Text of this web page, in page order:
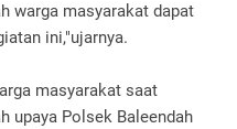
warga masyarakat dapat
ini,"ujarnya.
masyarakat saat
upaya Polsek Baleendah